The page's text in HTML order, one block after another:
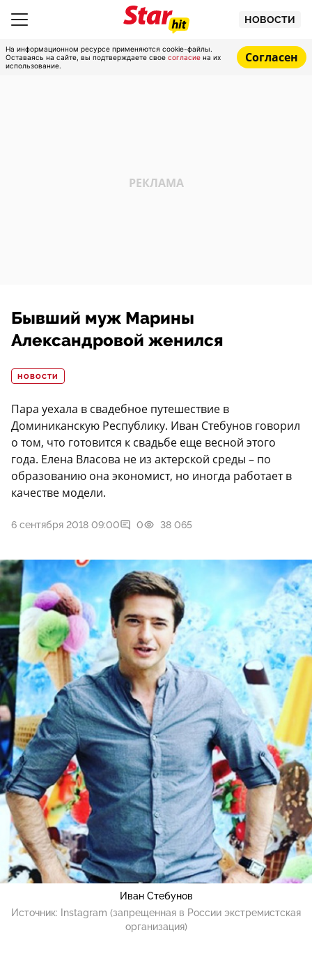
НОВОСТИ
На информационном ресурсе применяются cookie-файлы.
Оставаясь на сайте, вы подтверждаете свое согласие на их
использование.
Согласен
Бывший муж Марины
Александровой женился
НОВОСТИ
Пара уехала в свадебное путешествие в
Доминиканскую Республику. Иван Стебунов говорил
о том, что готовится к свадьбе еще весной этого
года. Елена Власова не из актерской среды – по
образованию она экономист, но иногда работает в
качестве модели.
6 сентября 2018 09:00 0 38 065
Иван Стебунов
Источник:
Instagram (запрещенная в России экстремистская
организация)